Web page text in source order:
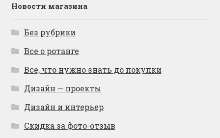
Новости магазина
Без рубрики
Все о ротанге
Все, что нужно знать до покупки
Дизайн — проекты
Дизайн и интерьер
Скидка за фото-отзыв